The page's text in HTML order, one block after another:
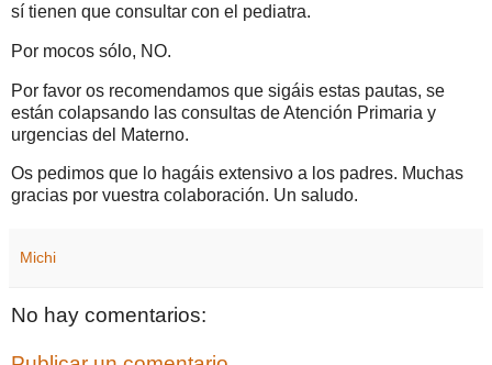
sí tienen que consultar con el pediatra.
Por mocos sólo, NO.
Por favor os recomendamos que sigáis estas pautas, se
están colapsando las consultas de Atención Primaria y
urgencias del Materno.
Os pedimos que lo hagáis extensivo a los padres. Muchas
gracias por vuestra colaboración. Un saludo.
Michi
No hay comentarios: